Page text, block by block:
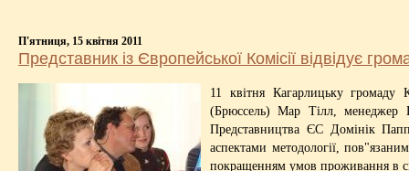
П'ятниця, 15 квітня 2011
Представник із Європейської Комісії відвідує
11 квітня Кагарлицьку громаду
(Брюссель) Мар Тілл, менеджер
Представництва ЄС Домінік
аспектами методології,
покращенням умов проживання в